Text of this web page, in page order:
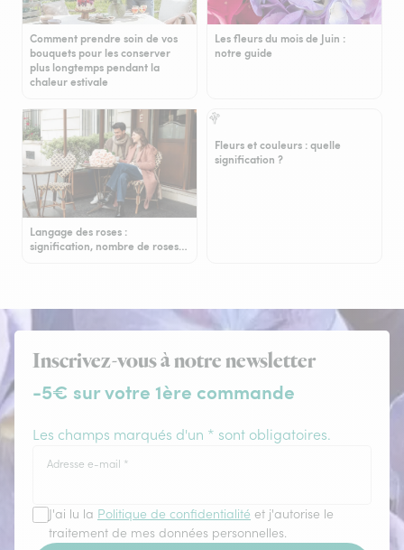
Comment prendre soin de vos
bouquets pour les conserver
plus longtemps pendant la
chaleur estivale
Les fleurs du mois de Juin :
notre guide
Langage des roses :
signification, nombre de roses…
Fleurs et couleurs : quelle
signification ?
Inscrivez-vous à notre newsletter
-5€ sur votre 1ère commande
Les champs marqués d'un * sont obligatoires.
Adresse e-mail *
J'ai lu la Politique de confidentialité et j'autorise le
traitement de mes données personnelles.